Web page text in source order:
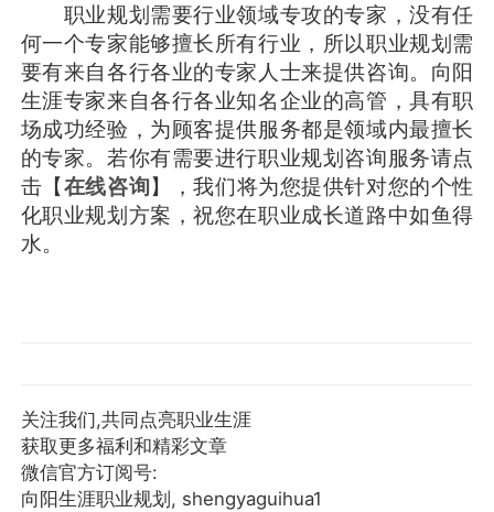
职业规划需要行业领域专攻的专家，没有任
何一个专家能够擅长所有行业，所以职业规划需
要有来自各行各业的专家人士来提供咨询。向阳
生涯专家来自各行各业知名企业的高管，具有职
场成功经验，为顾客提供服务都是领域内最擅长
的专家。若你有需要进行职业规划咨询服务请点
击【在线咨询】，我们将为您提供针对您的个性
化职业规划方案，祝您在职业成长道路中如鱼得
水。
关注我们,共同点亮职业生涯
获取更多福利和精彩文章
微信官方订阅号:
向阳生涯职业规划, shengyaguihua1